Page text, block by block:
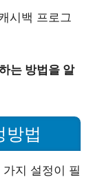
시백 프로그
는 방법을 알
방법
지 설정이 필